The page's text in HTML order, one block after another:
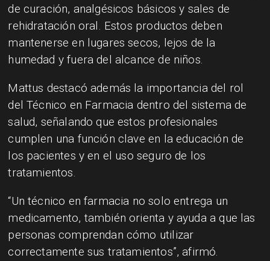
de curación, analgésicos básicos y sales de
rehidratación oral. Estos productos deben
mantenerse en lugares secos, lejos de la
humedad y fuera del alcance de niños.
Mattus destacó además la importancia del rol
del Técnico en Farmacia dentro del sistema de
salud, señalando que estos profesionales
cumplen una función clave en la educación de
los pacientes y en el uso seguro de los
tratamientos.
“Un técnico en farmacia no solo entrega un
medicamento, también orienta y ayuda a que las
personas comprendan cómo utilizar
correctamente sus tratamientos”, afirmó.